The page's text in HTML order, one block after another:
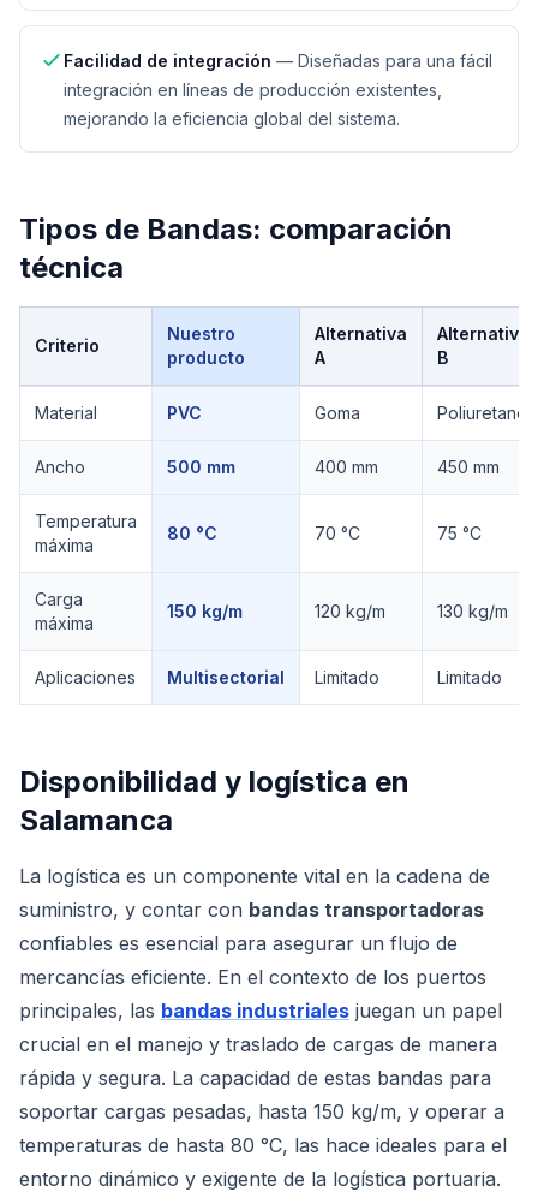
Facilidad de integración — Diseñadas para una fácil
integración en líneas de producción existentes,
mejorando la eficiencia global del sistema.
Tipos de Bandas: comparación
técnica
Criterio
Nuestro
producto
Alternativa
A
Alternativa
B
Material PVC Goma Poliuretano
Ancho 500 mm 400 mm 450 mm
Temperatura
máxima
80 °C 70 °C 75 °C
Carga
máxima
150 kg/m 120 kg/m 130 kg/m
Aplicaciones Multisectorial Limitado Limitado
Disponibilidad y logística en
Salamanca
La logística es un componente vital en la cadena de
suministro, y contar con bandas transportadoras
confiables es esencial para asegurar un flujo de
mercancías eficiente. En el contexto de los puertos
principales, las bandas industriales juegan un papel
crucial en el manejo y traslado de cargas de manera
rápida y segura. La capacidad de estas bandas para
soportar cargas pesadas, hasta 150 kg/m, y operar a
temperaturas de hasta 80 °C, las hace ideales para el
entorno dinámico y exigente de la logística portuaria.